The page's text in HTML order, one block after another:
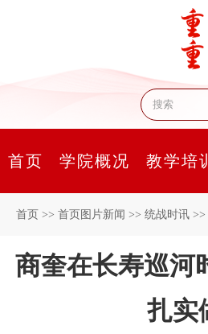
首页 学院概况 教学培
首页 >> 首页图片新闻 >> 统战时讯 >>
商奎在长寿巡河
扎实